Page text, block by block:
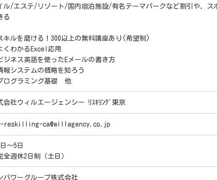
ル/エステ/リゾート/国内宿泊施設/有名テーマパークなど割引や、ス
る
ルを磨ける！300以上の無料講座あり(希望制)
くわかるExcel応用
ジネス英語を使ったEメールの書き方
報システムの概略を知ろう
ログラミング基礎 他
会社ウィルエージェンシー ﾘｽｷﾘﾝｸﾞ東京
reskilling-ca@willagency.co.jp
～5日
週休2日制（土日）
パワーグループ株式会社